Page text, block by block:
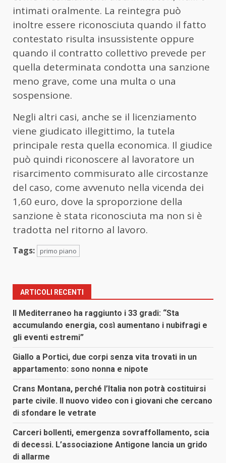
intimati oralmente. La reintegra può
inoltre essere riconosciuta quando il fatto
contestato risulta insussistente oppure
quando il contratto collettivo prevede per
quella determinata condotta una sanzione
meno grave, come una multa o una
sospensione.
Negli altri casi, anche se il licenziamento
viene giudicato illegittimo, la tutela
principale resta quella economica. Il giudice
può quindi riconoscere al lavoratore un
risarcimento commisurato alle circostanze
del caso, come avvenuto nella vicenda dei
1,60 euro, dove la sproporzione della
sanzione è stata riconosciuta ma non si è
tradotta nel ritorno al lavoro.
Tags: primo piano
ARTICOLI RECENTI
Il Mediterraneo ha raggiunto i 33 gradi: “Sta
accumulando energia, così aumentano i nubifragi e
gli eventi estremi”
Giallo a Portici, due corpi senza vita trovati in un
appartamento: sono nonna e nipote
Crans Montana, perché l’Italia non potrà costituirsi
parte civile. Il nuovo video con i giovani che cercano
di sfondare le vetrate
Carceri bollenti, emergenza sovraffollamento, scia
di decessi. L’associazione Antigone lancia un grido
di allarme